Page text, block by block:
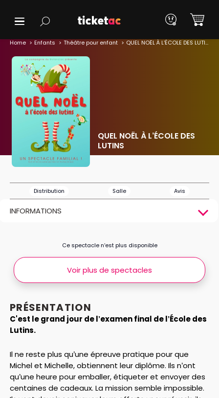
Home Enfants Théâtre pour enfant QUEL NOËL À L’ÉCOLE DES LUTINS
QUEL NOËL À L’ÉCOLE DES
LUTINS
Distribution Salle Avis
INFORMATIONS
PRÉSENTATION
C'est le grand jour de l’examen final de l’École des
Lutins.
Il ne reste plus qu’une épreuve pratique pour que
Michel et Michelle, obtiennent leur diplôme. Ils n’ont
qu’une heure pour emballer, étiqueter et envoyer des
centaines de cadeaux. La mission semble impossible.
Ce spectacle n’est plus disponible
Voir plus de spectacles